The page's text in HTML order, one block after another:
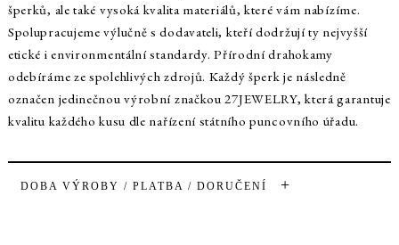
šperků, ale také vysoká kvalita materiálů, které vám nabízíme.
Spolupracujeme výlučně s dodavateli, kteří dodržují ty nejvyšší
etické i environmentální standardy. Přírodní drahokamy
odebíráme ze spolehlivých zdrojů. Každý šperk je následně
označen jedinečnou výrobní značkou 27JEWELRY, která garantuje
kvalitu každého kusu dle nařízení státního puncovního úřadu.
DOBA VÝROBY / PLATBA / DORUČENÍ +